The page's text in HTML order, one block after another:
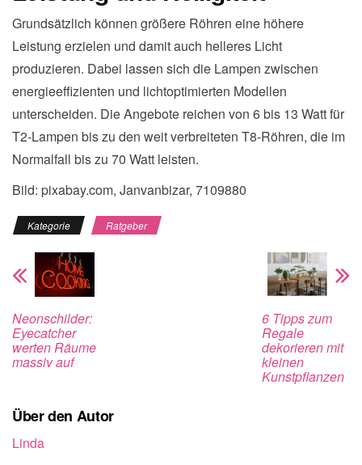
Grundsätzlich können größere Röhren eine höhere
Leistung erzielen und damit auch helleres Licht
produzieren. Dabei lassen sich die Lampen zwischen
energieeffizienten und lichtoptimierten Modellen
unterscheiden. Die Angebote reichen von 6 bis 13 Watt für
T2-Lampen bis zu den weit verbreiteten T8-Röhren, die im
Normalfall bis zu 70 Watt leisten.
Bild: pixabay.com, Janvanbizar, 7109880
Kategorie Ratgeber
Neonschilder:
Eyecatcher
werten Räume
massiv auf
6 Tipps zum
Regale
dekorieren mit
kleinen
Kunstpflanzen
Über den Autor
Linda